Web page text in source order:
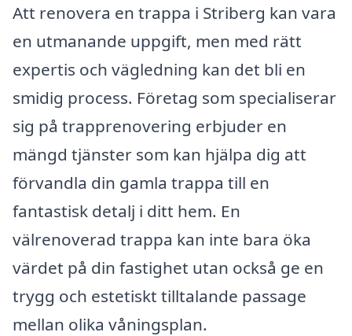
Att renovera en trappa i Striberg kan vara
en utmanande uppgift, men med rätt
expertis och vägledning kan det bli en
smidig process. Företag som specialiserar
sig på trapprenovering erbjuder en
mängd tjänster som kan hjälpa dig att
förvandla din gamla trappa till en
fantastisk detalj i ditt hem. En
välrenoverad trappa kan inte bara öka
värdet på din fastighet utan också ge en
trygg och estetiskt tilltalande passage
mellan olika våningsplan.